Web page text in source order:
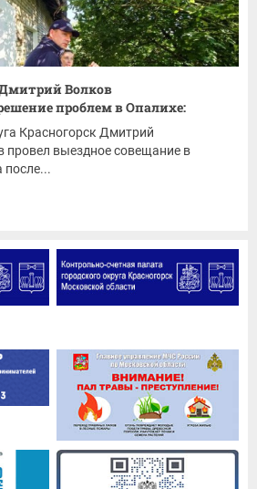
Дмитрий Волков
проблем в Опалихе:
Красногорск Дмитрий
провел выездное совещание в
после...